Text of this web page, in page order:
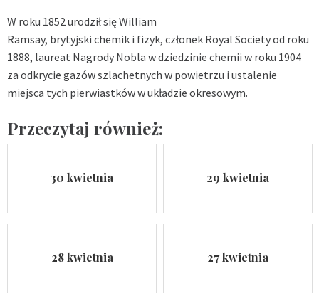
W roku 1852 urodził się William
Ramsay, brytyjski chemik i fizyk, członek Royal Society od roku
1888, laureat Nagrody Nobla w dziedzinie chemii w roku 1904
za odkrycie gazów szlachetnych w powietrzu i ustalenie
miejsca tych pierwiastków w układzie okresowym.
Przeczytaj również:
30 kwietnia 29 kwietnia
28 kwietnia 27 kwietnia